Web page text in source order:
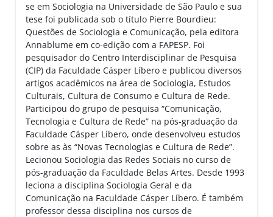
se em Sociologia na Universidade de São Paulo e sua
tese foi publicada sob o título Pierre Bourdieu:
Questões de Sociologia e Comunicação, pela editora
Annablume em co-edição com a FAPESP. Foi
pesquisador do Centro Interdisciplinar de Pesquisa
(CIP) da Faculdade Cásper Líbero e publicou diversos
artigos acadêmicos na área de Sociologia, Estudos
Culturais, Cultura de Consumo e Cultura de Rede.
Participou do grupo de pesquisa “Comunicação,
Tecnologia e Cultura de Rede” na pós-graduação da
Faculdade Cásper Líbero, onde desenvolveu estudos
sobre as às “Novas Tecnologias e Cultura de Rede”.
Lecionou Sociologia das Redes Sociais no curso de
pós-graduação da Faculdade Belas Artes. Desde 1993
leciona a disciplina Sociologia Geral e da
Comunicação na Faculdade Cásper Líbero. É também
professor dessa disciplina nos cursos de